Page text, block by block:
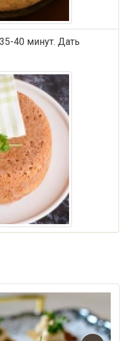
40 минут. Дать